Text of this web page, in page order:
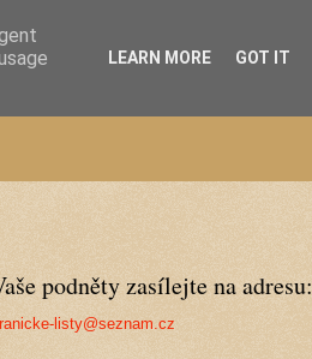
podněty zasílejte na adresu:
listy@seznam.cz
LEARN MORE GOT IT